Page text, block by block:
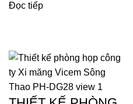
Đọc tiếp